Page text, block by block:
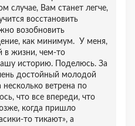
случае, Вам станет легче,
восстановить
возобновить
как минимум. У меня,
в жизни, чем-то
историю. Поделюсь. За
достойный молодой
ветрена по
что все впереди, что
когда пришло
то тикают», а